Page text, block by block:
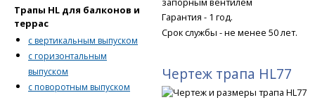
Гарантия - 1 год.
Срок службы - не менее 50 лет.
Чертеж трапа HL77
Трапы HL для балконов и
террас
с вертикальным выпуском
с горизонтальным
выпуском
с поворотным выпуском